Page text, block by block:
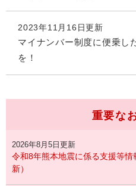
2023年11月16日更新
マイナンバー制度に便乗し
を！
重要な
2026年8月5日更新
令和8年熊本地震に係る支援等
新）